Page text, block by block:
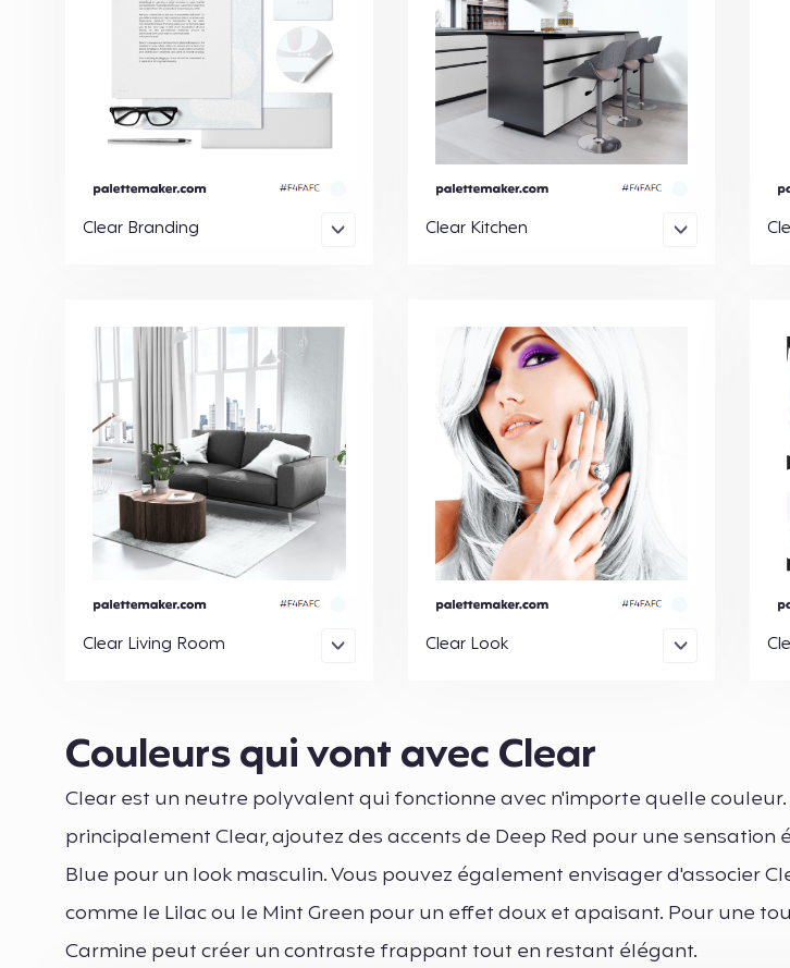
Clear Branding Clear Kitchen
Clear Living Room Clear Look
Couleurs qui vont avec Clear
Clear est un neutre polyvalent qui fonctionne avec n'importe quelle couleur.
principalement Clear, ajoutez des accents de Deep Red pour une sensation
Blue pour un look masculin. Vous pouvez également envisager d'associer
comme le Lilac ou le Mint Green pour un effet doux et apaisant. Pour une
Carmine peut créer un contraste frappant tout en restant élégant.